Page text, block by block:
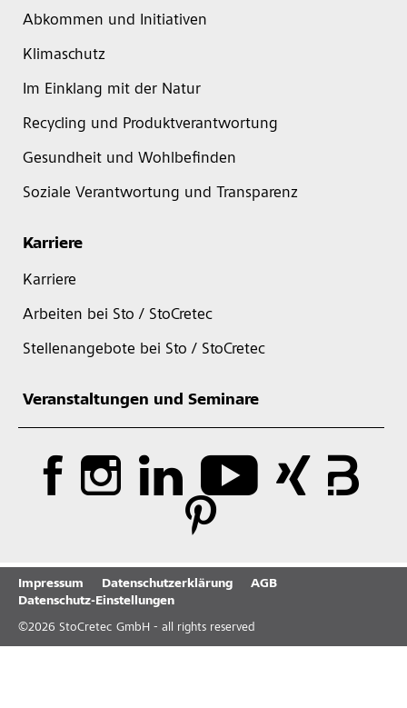
Abkommen und Initiativen
Klimaschutz
Im Einklang mit der Natur
Recycling und Produktverantwortung
Gesundheit und Wohlbefinden
Soziale Verantwortung und Transparenz
Karriere
Karriere
Arbeiten bei Sto / StoCretec
Stellenangebote bei Sto / StoCretec
Veranstaltungen und Seminare
Impressum Datenschutzerklärung
AGB
Datenschutz-Einstellungen
©2026 StoCretec GmbH - all rights reserved